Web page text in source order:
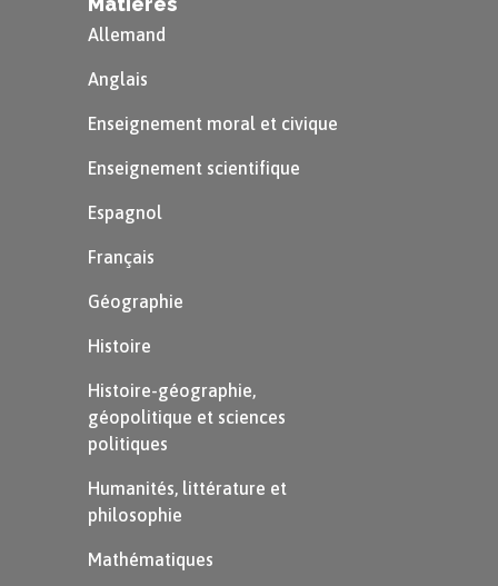
$\footnotesize{\textcolor{#A9A9A9}
misses
et qui signifie
ou l’abréviation
lit
monsieur
Allemand
Anglais
Enseignement moral et civique
Enseignement scientifique
Espagnol
Français
Géographie
Histoire
Histoire-géographie,
géopolitique et sciences
politiques
Humanités, littérature et
philosophie
Mathématiques